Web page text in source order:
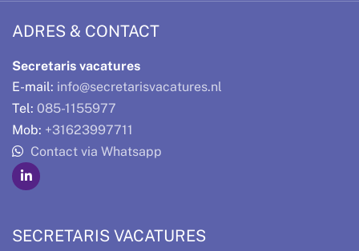
ADRES & CONTACT
Secretaris vacatures
E-mail: info@secretarisvacatures.nl
Tel: 085-1155977
Mob: +31623997711
Contact via Whatsapp
SECRETARIS VACATURES